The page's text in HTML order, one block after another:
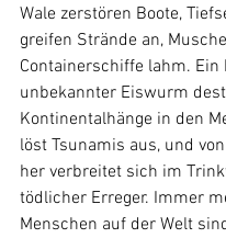
Wale zerstören Boote,
greifen Strände an,
Containerschiffe lahm. Ein
unbekannter Eiswurm
Kontinentalhänge in den
löst Tsunamis aus, und
her verbreitet sich im
tödlicher Erreger. Immer
Menschen auf der Welt